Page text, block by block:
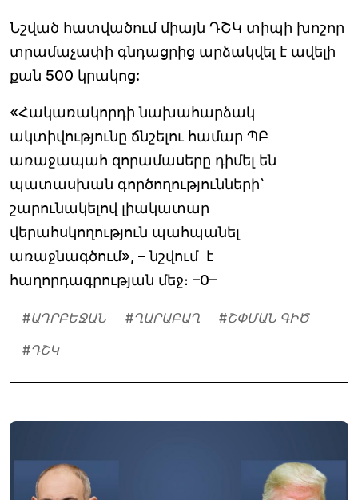
Նշված հատվածում միայն ԴՇԿ տիպի խոշոր
տրամաչափի գնդացրից արձակվել է ավելի
քան 500 կրակոց:
«Հակառակորդի նախահարձակ
ակտիվությունը ճնշելու համար ՊԲ
առաջապահ զորամասերը դիմել են
պատասխան գործողությունների`
շարունակելով լիակատար
վերահսկողություն պահպանել
առաջնագծում», – նշվում է
հաղորդագրության մեջ։ –0–
#ԱԴՐԲԵՋԱՆ #ՂԱՐԱԲԱՂ #ՇՓՄԱՆ ԳԻԾ
#ԴՇԿ